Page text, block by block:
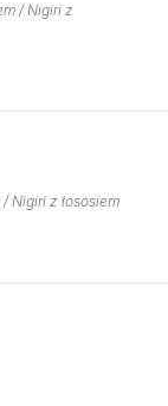
/ Nigiri z
Nigiri z łososiem